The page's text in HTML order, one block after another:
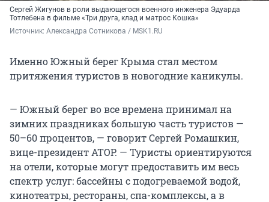
Сергей Жигунов в роли выдающегося военного инженера Эдуарда
Тотлебена в фильме «Три друга, клад и матрос Кошка»
Источник: Александра Сотникова / MSK1.RU
Именно Южный берег Крыма стал местом
притяжения туристов в новогодние каникулы.
— Южный берег во все времена принимал на
зимних праздниках большую часть туристов —
50–60 процентов, — говорит Сергей Ромашкин,
вице-президент АТОР. — Туристы ориентируются
на отели, которые могут предоставить им весь
спектр услуг: бассейны с подогреваемой водой,
кинотеатры, рестораны, спа-комплексы, а в